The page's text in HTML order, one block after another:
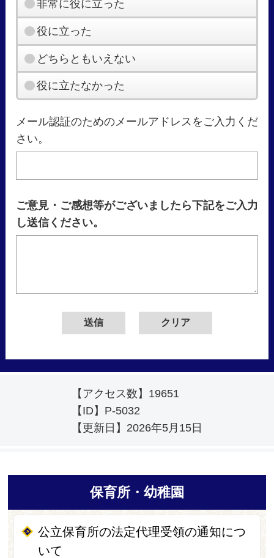
非常に役に立った
役に立った
どちらともいえない
役に立たなかった
メール認証のためのメールアドレスをご入力くだ
さい。
ご意見・ご感想等がございましたら下記をご入力
し送信ください。
【アクセス数】 19651
【ID】 P-5032
【更新日】 2026年5月15日
保育所・幼稚園
公立保育所の法定代理受領の通知につ
いて